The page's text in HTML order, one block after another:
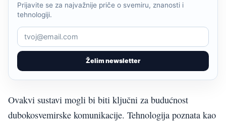
Želim newsletter
Prijavite se za najvažnije priče o svemiru, znanosti i
tehnologiji.
Ovakvi sustavi mogli bi biti ključni za budućnost
dubokosvemirske komunikacije. Tehnologija poznata kao